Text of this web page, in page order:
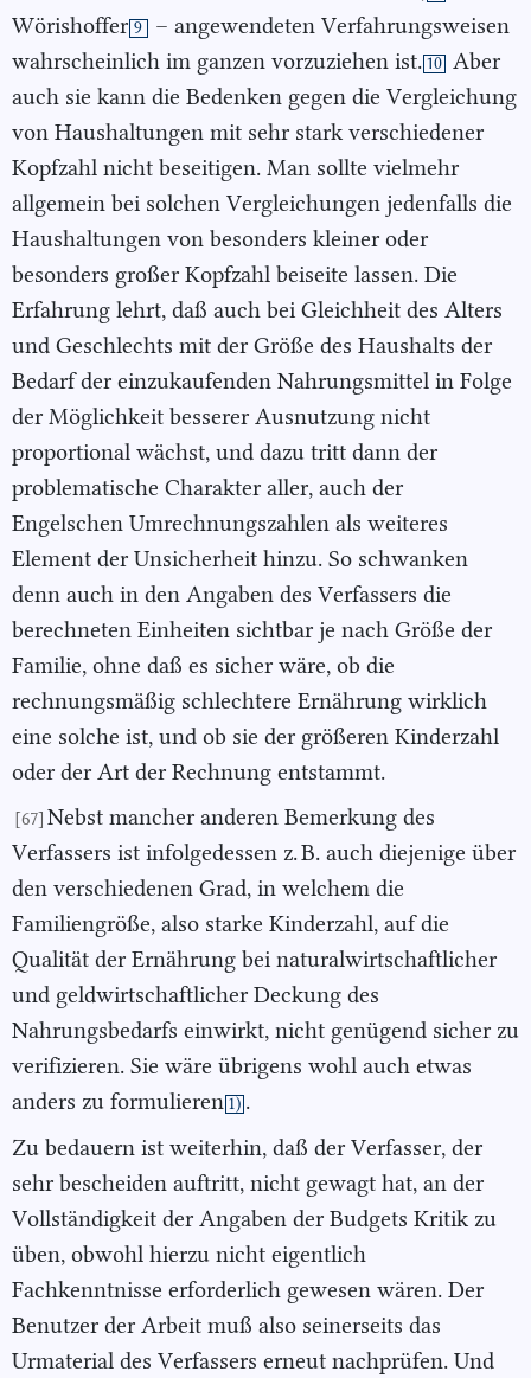
Wörishoffer 9
– angewendeten Verfahrungsweisen
wahrscheinlich im ganzen vorzuziehen ist. 10 Aber
auch sie kann die Bedenken gegen die Vergleichung
von Haushaltungen mit sehr stark verschiedener
Kopfzahl nicht beseitigen. Man sollte vielmehr
allgemein bei solchen Vergleichungen jedenfalls die
Haushaltungen von besonders kleiner oder
besonders großer Kopfzahl beiseite lassen. Die
Erfahrung lehrt, daß auch bei Gleichheit des Alters
und Geschlechts mit der Größe des Haushalts der
Bedarf der einzukaufenden Nahrungsmittel in Folge
der Möglichkeit besserer Ausnutzung nicht
proportional wächst, und dazu tritt dann der
problematische Charakter aller, auch der
Engelschen Umrechnungszahlen als weiteres
Element der Unsicherheit hinzu. So schwanken
denn auch in den Angaben des Verfassers die
berechneten Einheiten sichtbar je nach Größe der
Familie, ohne daß es sicher wäre, ob die
rechnungsmäßig schlechtere Ernährung wirklich
eine solche ist, und ob sie der größeren Kinderzahl
oder der Art der Rechnung entstammt.
[67] Nebst mancher anderen Bemerkung des
Verfassers ist infolgedessen z. B. auch diejenige über
den verschiedenen Grad, in welchem die
Familiengröße, also starke Kinderzahl, auf die
Qualität der Ernährung bei naturalwirtschaftlicher
und geldwirtschaftlicher Deckung des
Nahrungsbedarfs einwirkt, nicht genügend sicher zu
verifizieren. Sie wäre übrigens wohl auch etwas
anders zu formulieren 1) .
Zu bedauern ist weiterhin, daß der Verfasser, der
sehr bescheiden auftritt, nicht gewagt hat, an der
Vollständigkeit der Angaben der Budgets Kritik zu
üben, obwohl hierzu nicht eigentlich
Fachkenntnisse erforderlich gewesen wären. Der
Benutzer der Arbeit muß also seinerseits das
Urmaterial des Verfassers erneut nachprüfen. Und